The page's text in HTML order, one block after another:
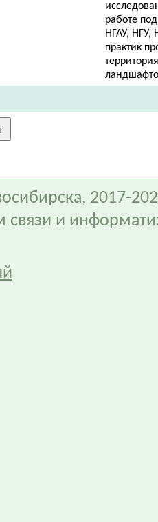
работе
НГАУ, НГУ,
практик
2017-
связи и